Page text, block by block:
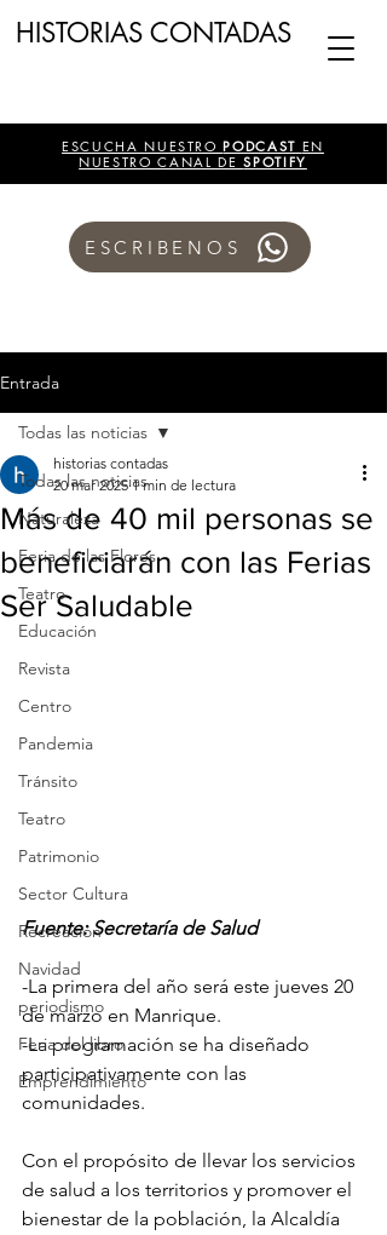
HISTORIAS CONTADAS
ESCUCHA NUESTROPODCAST EN
NUESTRO CANAL DESPOTIFY
ESCRIBENOS
Entrada
Todas las noticias
Naturaleza
Feria de las Flores
Teatro
Educación
Revista
Centro
Pandemia
Tránsito
Teatro
Patrimonio
Sector Cultura
Recreación
Navidad
periodismo
Feria del libro
Emprendimiento
Todas las noticias
Más de 40 mil personas se
beneficiarán con las Ferias
Ser Saludable
historias contadas
20 mar 2025 1 min de lectura
Fuente: Secretaría de Salud
-La primera del año será este jueves 20
de marzo en Manrique.
-La programación se ha diseñado
participativamente con las
comunidades.
Con el propósito de llevar los servicios
de salud a los territorios y promover el
bienestar de la población, la Alcaldía